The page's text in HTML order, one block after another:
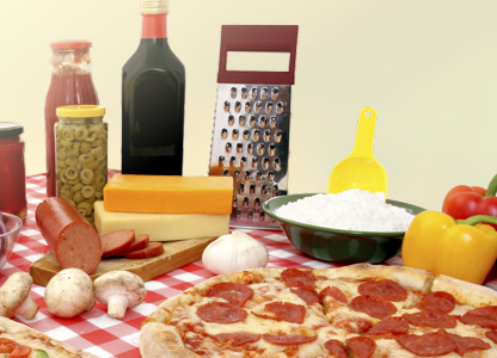
Zuverlässigkeit
Sicherheit
Der Online-Shop
Das Bestellsystem
Der Bestellvorgang
Übertragung
Testshop
Styles
Kontakt